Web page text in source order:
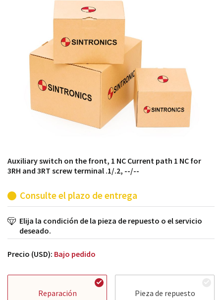
módulos antiguos a un alto nivel técnico o sustitución
de módulos descontinuados por módulos del propio
Auxiliary switch on the front, 1 NC Current path 1 NC for
3RH and 3RT screw terminal .1/.2, --/--
Consulte el plazo de entrega
Elija la condición de la pieza de repuesto o el servicio
deseado.
Precio (USD): Bajo pedido
Reparación Pieza de repuesto